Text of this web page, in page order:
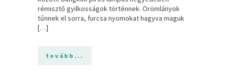
rémisztő gyilkosságok történnek. Örömlányok
tűnnek el sorra, furcsa nyomokat hagyva maguk
[…]
tovább...